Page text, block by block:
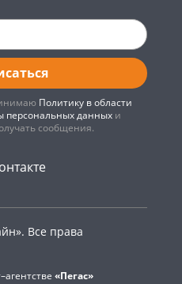
Политику в области
персональных данныхи
сообщения.
Все права
«Пегас»